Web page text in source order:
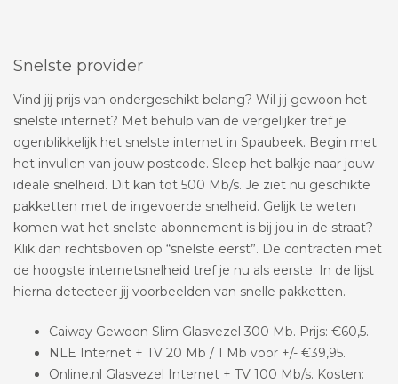
Snelste provider
Vind jij prijs van ondergeschikt belang? Wil jij gewoon het
snelste internet? Met behulp van de vergelijker tref je
ogenblikkelijk het snelste internet in Spaubeek. Begin met
het invullen van jouw postcode. Sleep het balkje naar jouw
ideale snelheid. Dit kan tot 500 Mb/s. Je ziet nu geschikte
pakketten met de ingevoerde snelheid. Gelijk te weten
komen wat het snelste abonnement is bij jou in de straat?
Klik dan rechtsboven op “snelste eerst”. De contracten met
de hoogste internetsnelheid tref je nu als eerste. In de lijst
hierna detecteer jij voorbeelden van snelle pakketten.
Caiway Gewoon Slim Glasvezel 300 Mb. Prijs: €60,5.
NLE Internet + TV 20 Mb / 1 Mb voor +/- €39,95.
Online.nl Glasvezel Internet + TV 100 Mb/s. Kosten: